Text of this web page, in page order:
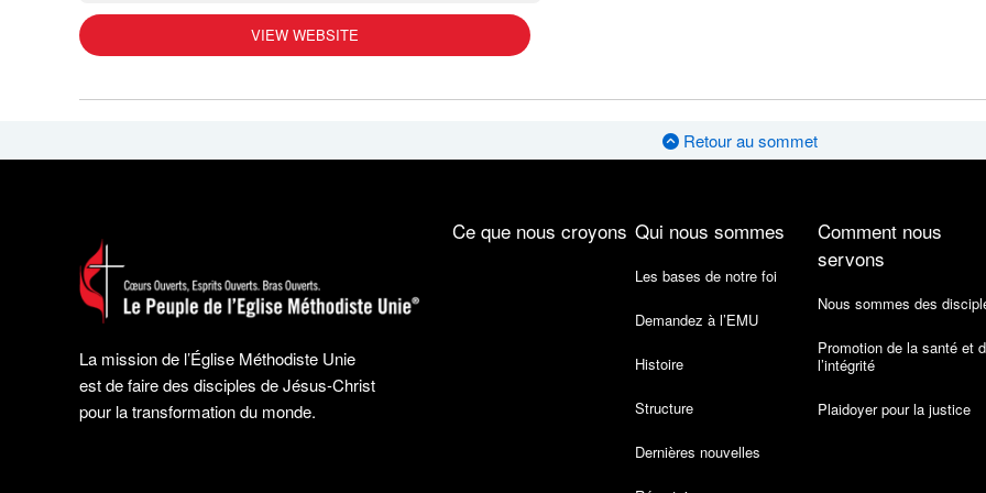
VIEW WEBSITE
Retour au sommet
La mission de l’Église Méthodiste Unie
est de faire des disciples de Jésus-Christ
pour la transformation du monde.
Ce que nous croyons Qui nous sommes
Les bases de notre foi
Demandez à l’EMU
Histoire
Structure
Dernières nouvelles
Comment nous
servons
Nous sommes des
Promotion de la santé et
l’intégrité
Plaidoyer pour la justice